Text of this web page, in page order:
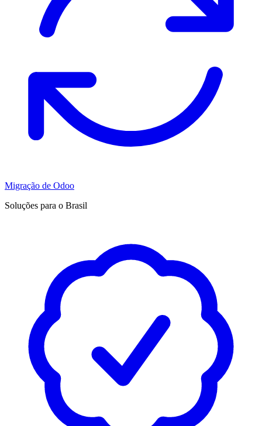
Migração de Odoo
Soluções para o Brasil